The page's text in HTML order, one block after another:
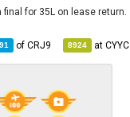
final for 35L on lease return.
ofCRJ9 8924 atCYYC